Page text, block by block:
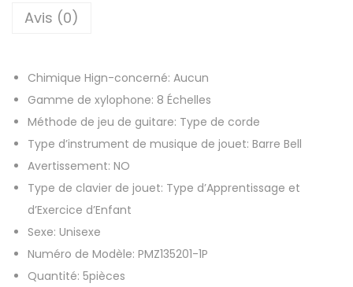
C
c
h
e
s
é
o
l
i
e
n
Avis (0)
Chimique Hign-concerné: Aucun
Gamme de xylophone: 8 Échelles
Méthode de jeu de guitare: Type de corde
Type d’instrument de musique de jouet: Barre Bell
Avertissement: NO
Type de clavier de jouet: Type d’Apprentissage et
d’Exercice d’Enfant
Sexe: Unisexe
Numéro de Modèle: PMZ135201-1P
Quantité: 5pièces